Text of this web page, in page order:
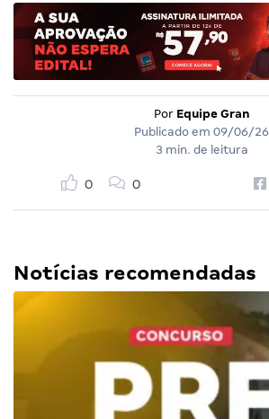
Por Equipe Gran
Publicado em 09/06/26
3 min. de leitura
0 0
Notícias recomendadas